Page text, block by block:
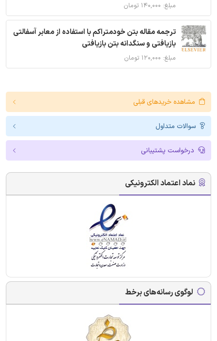
مبلغ: ۱۴۰,۰۰۰ تومان
ترجمه مقاله بتن خودمتراکم با استفاده از معابر آسفالتی
بازیافتی و سنگدانه بتن بازیافتی
مبلغ: ۱۲۰,۰۰۰ تومان
مشاهده خریدهای قبلی
سوالات متداول
درخواست پشتیبانی
نماد اعتماد الکترونیکی
لوگوی رسانه‌های برخط